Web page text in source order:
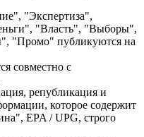
"Экспертиза",
"Власть", "Выборы",
"Промо" публикуются на
совместно с
републикация и
которое содержит
EPA / UPG, строго